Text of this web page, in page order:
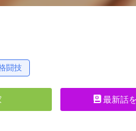
闘技
最新話